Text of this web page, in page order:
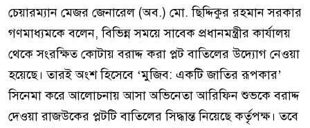
চেয়ারম্যান মেজর জেনারেল (অব.) মো. ছিদ্দিকুর রহমান সরকার
গণমাধ্যমকে বলেন, বিভিন্ন সময়ে সাবেক প্রধানমন্ত্রীর কার্যালয়
থেকে সংরক্ষিত কোটায় বরাদ্দ করা প্লট বাতিলের উদ্যোগ নেওয়া
হয়েছে। তারই অংশ হিসেবে ‘মুজিব: একটি জাতির রূপকার’
সিনেমা করে আলোচনায় আসা অভিনেতা আরিফিন শুভকে বরাদ্দ
দেওয়া রাজউকের প্লটটি বাতিলের সিদ্ধান্ত নিয়েছে কর্তৃপক্ষ। তবে